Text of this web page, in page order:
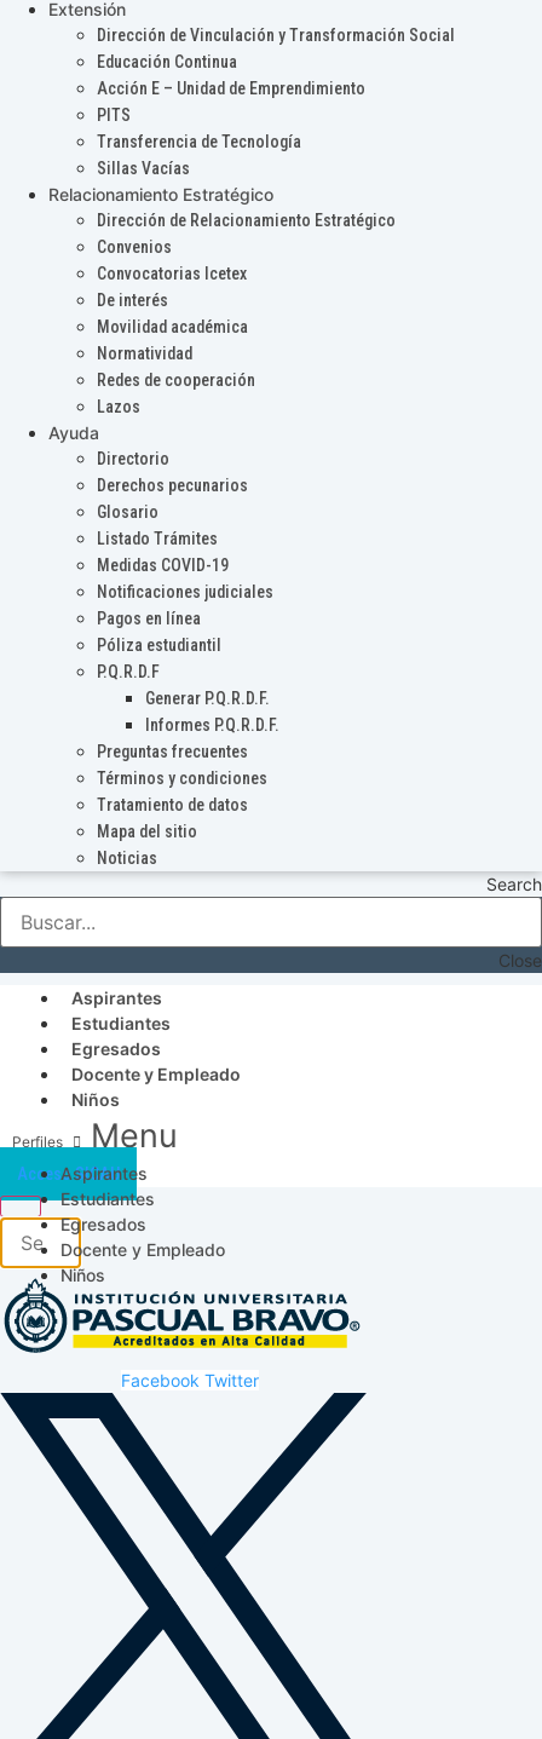
Extensión
Dirección de Vinculación y Transformación Social
Educación Continua
Acción E – Unidad de Emprendimiento
PITS
Transferencia de Tecnología
Sillas Vacías
Relacionamiento Estratégico
Dirección de Relacionamiento Estratégico
Convenios
Convocatorias Icetex
De interés
Movilidad académica
Normatividad
Redes de cooperación
Lazos
Ayuda
Directorio
Derechos pecunarios
Glosario
Listado Trámites
Medidas COVID-19
Notificaciones judiciales
Pagos en línea
Póliza estudiantil
P.Q.R.D.F
Generar P.Q.R.D.F.
Informes P.Q.R.D.F.
Preguntas frecuentes
Términos y condiciones
Tratamiento de datos
Mapa del sitio
Noticias
Search
Close
Aspirantes
Estudiantes
Egresados
Docente y Empleado
Niños
Menu
Aspirantes
Estudiantes
Egresados
Docente y Empleado
Niños
Acceso SICAU
Facebook Twitter